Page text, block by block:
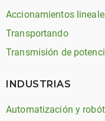
Accionamientos
Transportando
Transmisión de
INDUSTRIAS
Automatización y